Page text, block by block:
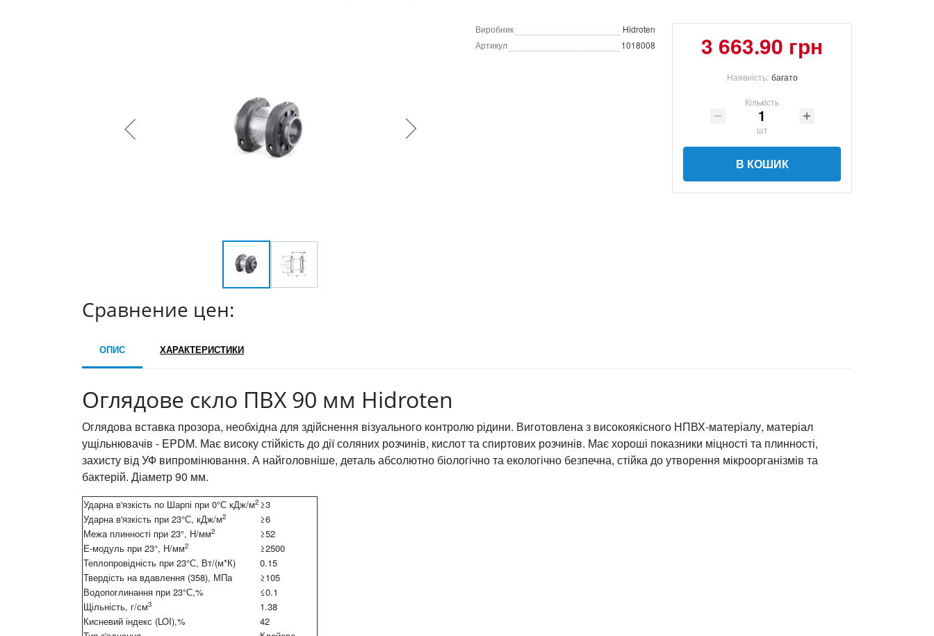
Виробник
Hidroten
Артикул
1018008 3 663.90 грн
Наявність: багато
Кількість
шт
В КОШИК
Сравнение цен:
ОПИС ХАРАКТЕРИСТИКИ
Оглядове скло ПВХ 90 мм Hidroten
Оглядова вставка прозора, необхідна для здійснення візуального контролю рідини. Виготовлена з високоякісного НПВХ-матеріалу, матеріал
ущільнювачів - EPDM. Має високу стійкість до дії соляних розчинів, кислот та спиртових розчинів. Має хороші показники міцності та плинності,
захисту від УФ випромінювання. А найголовніше, деталь абсолютно біологічно та екологічно безпечна, стійка до утворення мікроорганізмів та
бактерій. Діаметр 90 мм.
Ударна в'язкість по Шарпі при 0°С кДж/м2 ≥3
Ударна в'язкість при 23°С, кДж/м2
≥6
Межа плинності при 23°, Н/мм2
≥52
Е-модуль при 23°, Н/мм2
≥2500
Теплопровідність при 23°С, Вт/(м*К)
0.15
Твердість на вдавлення (358), МПа
≥105
Водопоглинання при 23°С,%
≤0.1
Щільність, г/см3
1.38
Кисневий індекс (LOI),%
42